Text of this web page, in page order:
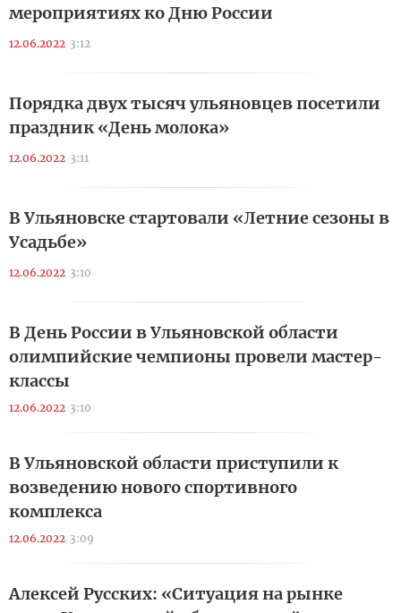
мероприятиях ко Дню России
12.06.2022 3:12
Порядка двух тысяч ульяновцев посетили
праздник «День молока»
12.06.2022 3:11
В Ульяновске стартовали «Летние сезоны в
Усадьбе»
12.06.2022 3:10
В День России в Ульяновской области
олимпийские чемпионы провели мастер-
классы
12.06.2022 3:10
В Ульяновской области приступили к
возведению нового спортивного
комплекса
12.06.2022 3:09
Алексей Русских: «Ситуация на рынке